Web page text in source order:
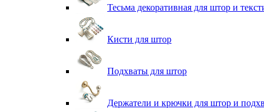
Тесьма декоративная для штор и
Кисти для штор
Подхваты для штор
Держатели и крючки для штор и